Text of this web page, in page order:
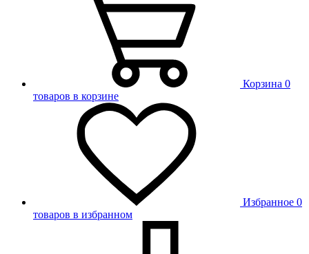
Корзина 0
товаров в корзине
Избранное 0
товаров в избранном